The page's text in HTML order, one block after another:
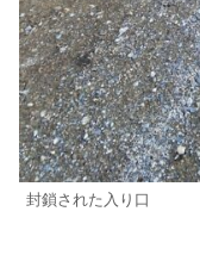
封鎖された入り口